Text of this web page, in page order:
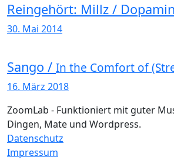
Reingehört: Millz /
30. Mai 2014
Sango / In the Comfort of
16. März 2018
ZoomLab - Funktioniert mit guter
Dingen, Mate und Wordpress.
Datenschutz
Impressum